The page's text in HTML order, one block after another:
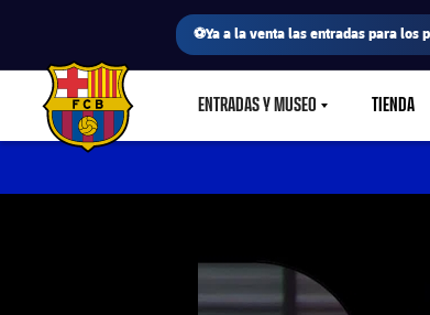
⚽Ya a la venta las entradas para los
FC Barcelona club badge ENTRADAS Y MUSEOLABEL.SHARE.CARETDOWN
TIENDA